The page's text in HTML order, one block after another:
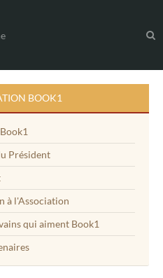
BOOK1
Président
à l'Association
qui aiment Book1